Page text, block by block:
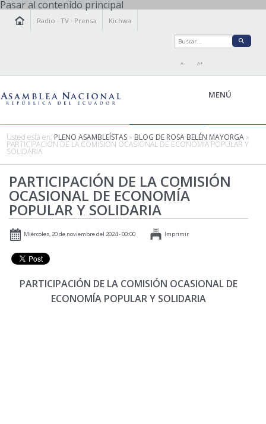
Pasar al contenido principal
Radio ·TV · Prensa Kichwa
A- A+
MENÚ
LEGISLAMOS
FISCALIZAMOS
TRANSPARENCIA
PRENSA
PARTICIPACIÓN
AGENDA
Usted está en: PLENO ASAMBLEÍSTAS » BLOG DE ROSA BELÉN MAYORGA »
PARTICIPACIÓN DE LA COMISIÓN OCASIONAL DE ECONOMÍA POPULAR Y
SOLIDARIA
PARTICIPACIÓN DE LA COMISIÓN
OCASIONAL DE ECONOMÍA
POPULAR Y SOLIDARIA
Miércoles, 20 de noviembre del 2024 - 00:00 Imprimir
PARTICIPACIÓN DE LA COMISIÓN OCASIONAL DE
ECONOMÍA POPULAR Y SOLIDARIA